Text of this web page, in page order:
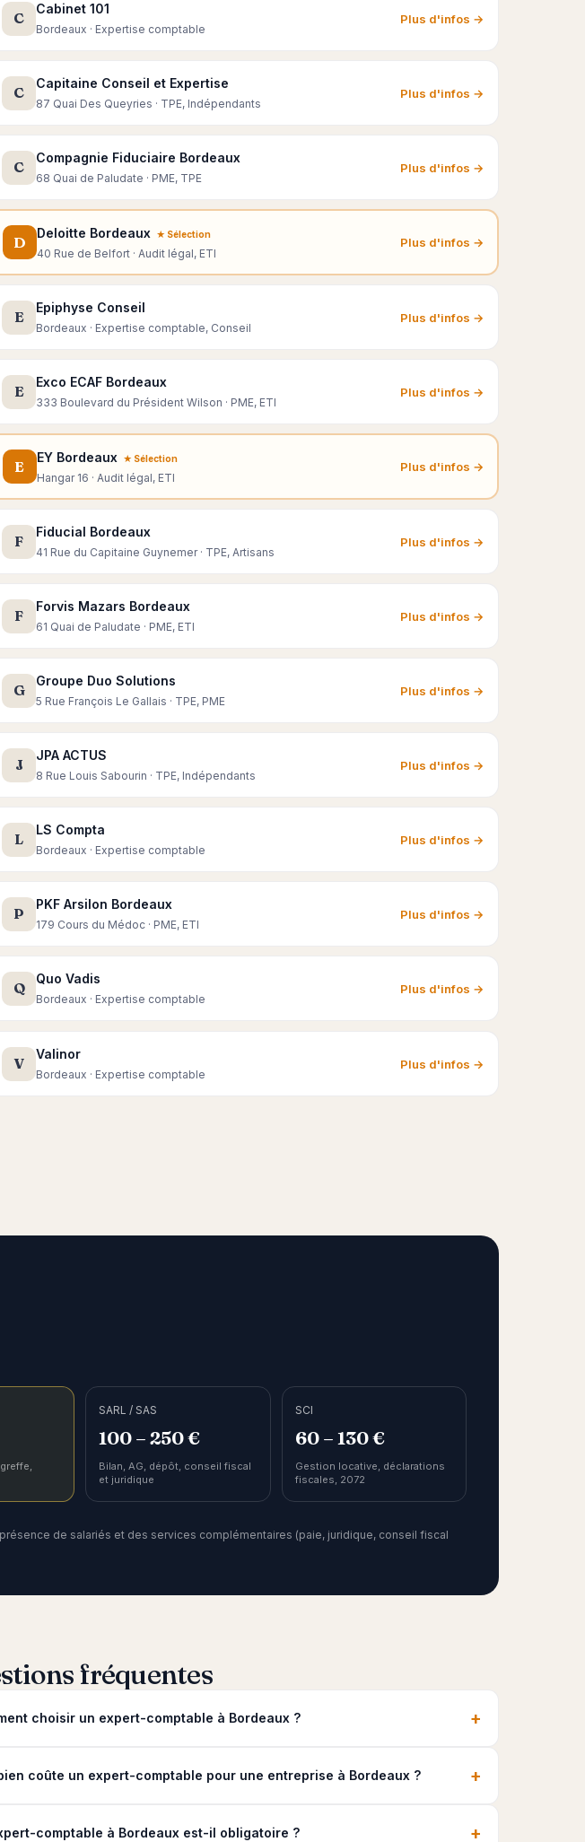
C
Cabinet 101
Bordeaux · Expertise comptable
Plus d'infos →
C
Capitaine Conseil et Expertise
87 Quai Des Queyries · TPE, Indépendants
Plus d'infos →
C
Compagnie Fiduciaire Bordeaux
68 Quai de Paludate · PME, TPE
Plus d'infos →
D
Deloitte Bordeaux ★ Sélection
40 Rue de Belfort · Audit légal, ETI
Plus d'infos →
E
Epiphyse Conseil
Bordeaux · Expertise comptable, Conseil
Plus d'infos →
E
Exco ECAF Bordeaux
333 Boulevard du Président Wilson · PME, ETI
Plus d'infos →
E
EY Bordeaux ★ Sélection
Hangar 16 · Audit légal, ETI
Plus d'infos →
F
Fiducial Bordeaux
41 Rue du Capitaine Guynemer · TPE, Artisans
Plus d'infos →
F
Forvis Mazars Bordeaux
61 Quai de Paludate · PME, ETI
Plus d'infos →
G
Groupe Duo Solutions
5 Rue François Le Gallais · TPE, PME
Plus d'infos →
J
JPA ACTUS
8 Rue Louis Sabourin · TPE, Indépendants
Plus d'infos →
L
LS Compta
Bordeaux · Expertise comptable
Plus d'infos →
P
PKF Arsilon Bordeaux
179 Cours du Médoc · PME, ETI
Plus d'infos →
Q
Quo Vadis
Bordeaux · Expertise comptable
Plus d'infos →
V
Valinor
Bordeaux · Expertise comptable
Plus d'infos →
SARL / SAS
100 – 250 €
Bilan, AG, dépôt, conseil fiscal
et juridique
SCI
60 – 130 €
Gestion locative, déclarations
fiscales, 2072
de salariés et des services complémentaires (paie, juridique, conseil fiscal
fréquentes
choisir un expert-comptable à Bordeaux ? +
coûte un expert-comptable pour une entreprise à Bordeaux ? +
comptable à Bordeaux est-il obligatoire ? +